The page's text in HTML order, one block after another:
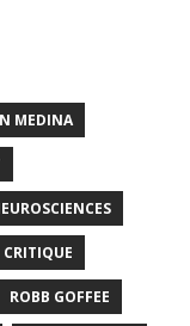
MEDINA
CRITIQUE
ROBB GOFFEE